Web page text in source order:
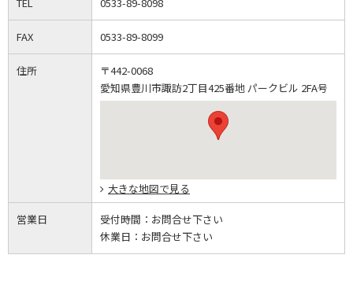
TEL 0533-89-8098
FAX 0533-89-8099
住所
〒442-0068
愛知県豊川市諏訪2丁目425番地 パークビル 2FA号
大きな地図で見る
営業日 受付時間： お問合せ下さい
休業日： お問合せ下さい